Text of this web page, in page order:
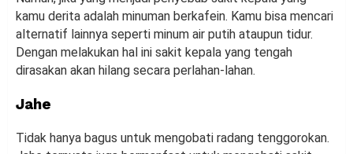
kamu derita adalah minuman berkafein. Kamu bisa mencari
alternatif lainnya seperti minum air putih ataupun tidur.
Dengan melakukan hal ini sakit kepala yang tengah
dirasakan akan hilang secara perlahan-lahan.
Jahe
Tidak hanya bagus untuk mengobati radang tenggorokan.